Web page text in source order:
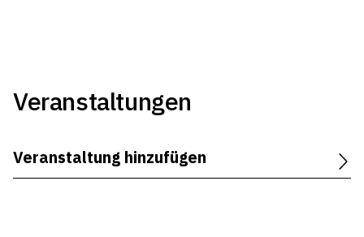
Veranstaltungen
Veranstaltung hinzufügen